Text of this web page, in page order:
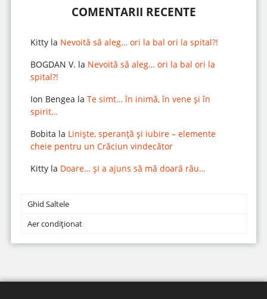
COMENTARII RECENTE
Kittyla Nevoită să aleg… ori la bal ori la spital?!
BOGDAN V. la Nevoită să aleg… ori la bal ori la
spital?!
Ion Bengea la Te simt… în inimă, în vene și în
spirit…
Bobita la Liniște, speranță și iubire – elemente
cheie pentru un Crăciun vindecător
Kittyla Doare… și a ajuns să mă doară rău…
Ghid Saltele
Aer condiționat